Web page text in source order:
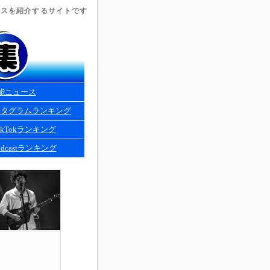
を紹介するサイトです
ニュース
グラムランキング
ランキング
ランキング